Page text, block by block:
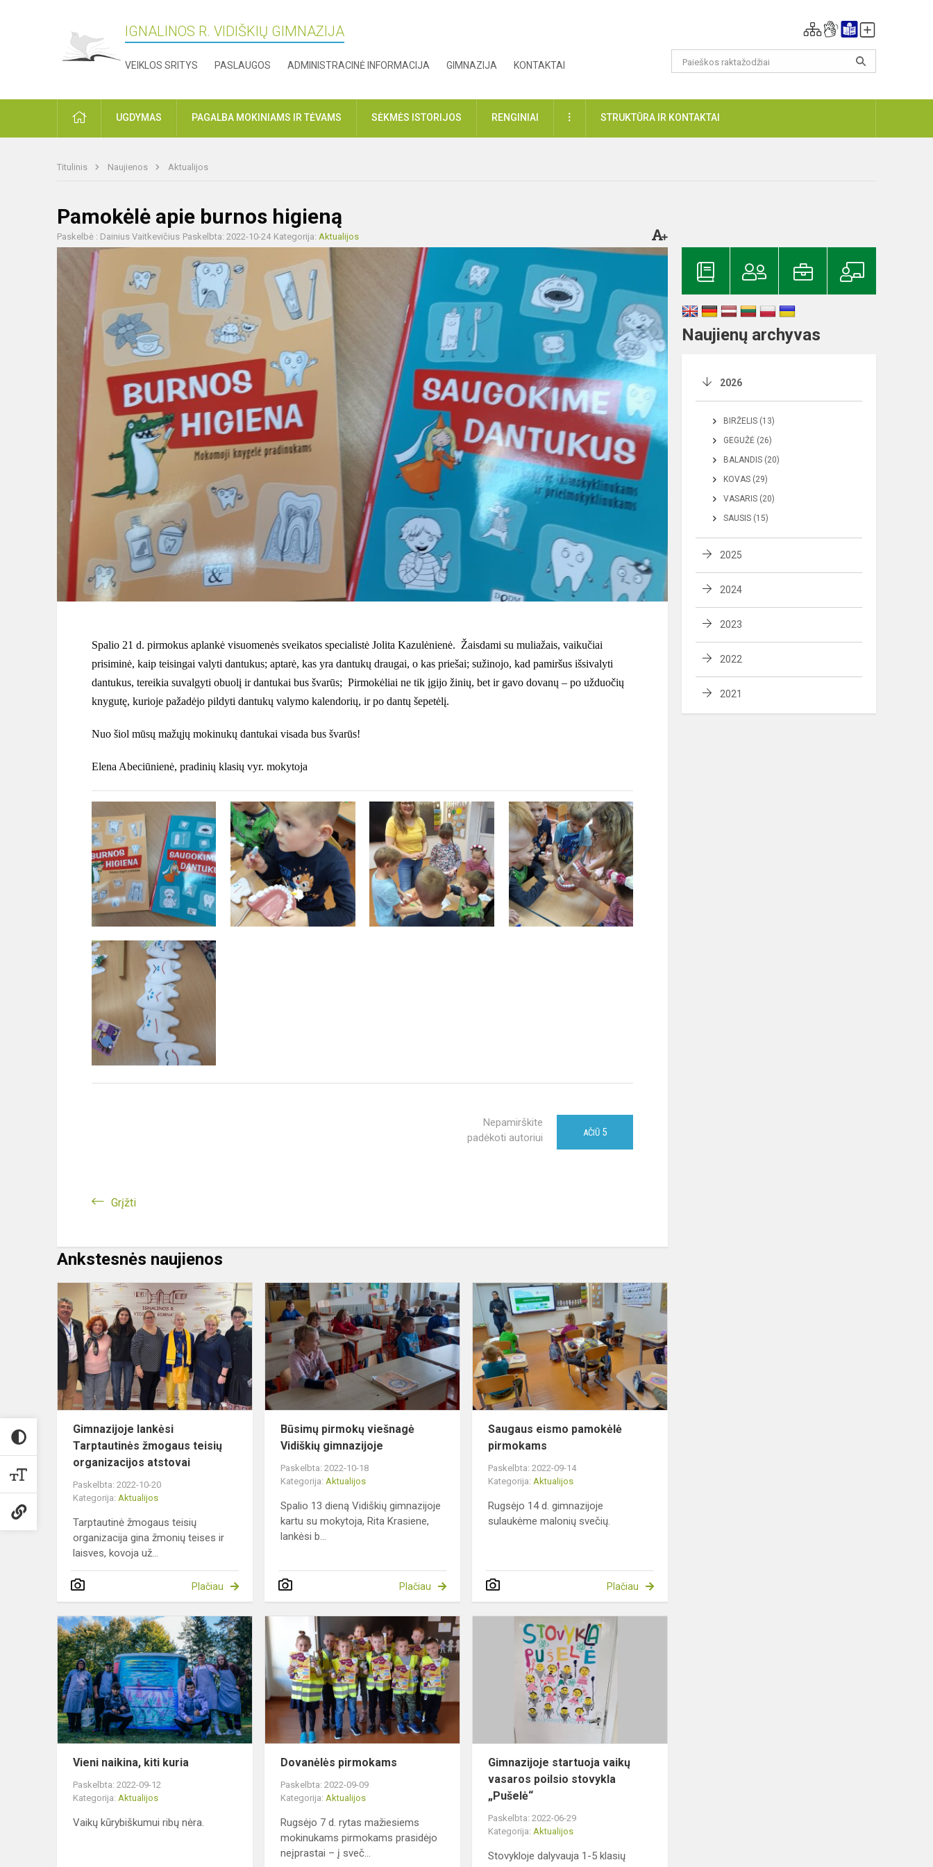
IGNALINOS R. VIDIŠKIŲ GIMNAZIJA
VEIKLOS SRITYS PASLAUGOS ADMINISTRACINĖ INFORMACIJA GIMNAZIJA KONTAKTAI
PRADŽIAUGDYMAS PAGALBA MOKINIAMS IR TĖVAMS SĖKMĖS ISTORIJOS RENGINIAI DAUGIAUSTRUKTŪRA IR KONTAKTAI
Titulinis Naujienos Aktualijos
Pamokėlė apie burnos higieną
Paskelbė : Dainius Vaitkevičius Paskelbta: 2022-10-24 Kategorija: Aktualijos
Spalio 21 d. pirmokus aplankė visuomenės sveikatos specialistė Jolita Kazulėnienė. Žaisdami su muliažais, vaikučiai
prisiminė, kaip teisingai valyti dantukus; aptarė, kas yra dantukų draugai, o kas priešai; sužinojo, kad pamiršus išsivalyti
dantukus, tereikia suvalgyti obuolį ir dantukai bus švarūs; Pirmokėliai ne tik įgijo žinių, bet ir gavo dovanų – po užduočių
knygutę, kurioje pažadėjo pildyti dantukų valymo kalendorių, ir po dantų šepetėlį.
Nuo šiol mūsų mažųjų mokinukų dantukai visada bus švarūs!
Elena Abeciūnienė, pradinių klasių vyr. mokytoja
Nepamirškite
padėkoti autoriui
AČIŪ 5
Grįžti
Ankstesnės naujienos
Gimnazijoje
lankėsi
Tarptautinės
žmogaus
teisių
organizacij...
Gimnazijoje lankėsi
Tarptautinės žmogaus teisių
organizacijos atstovai
Paskelbta: 2022-10-20
Kategorija: Aktualijos
Tarptautinė žmogaus teisių
organizacija gina žmonių teises ir
laisves, kovoja už...
Plačiau
Būsimų
pirmokų
viešnagė
Vidiškių
gimnazijoje
Būsimų pirmokų viešnagė
Vidiškių gimnazijoje
Paskelbta: 2022-10-18
Kategorija:Aktualijos
Spalio 13 dieną Vidiškių gimnazijoje
kartu su mokytoja, Rita Krasiene,
lankėsi b...
Plačiau
Saugaus
eismo
pirmokams
Saugaus eismo pamokėlė
pirmokams
Paskelbta: 2022-09-14
Kategorija:Aktualijos
Rugsėjo 14 d. gimnazijoje
sulaukėme malonių svečių.
Plačiau
Vieni
naikina,
kiti
kuria
Vieni naikina, kiti kuria
Paskelbta: 2022-09-12
Kategorija: Aktualijos
Vaikų kūrybiškumui ribų nėra.
Dovanėlės
pirmokams
Dovanėlės pirmokams
Paskelbta: 2022-09-09
Kategorija:Aktualijos
Rugsėjo 7 d. rytas mažiesiems
mokinukams pirmokams prasidėjo
neįprastai – į sveč...
Gimnazijoje startuoja vaikų
vasaros poilsio stovykla
„Pušelė“
Paskelbta: 2022-06-29
Kategorija:Aktualijos
Stovykloje dalyvauja 1-5 klasių
Naujienų archyvas
2026
BIRŽELIS (13)
GEGUŽĖ (26)
BALANDIS (20)
KOVAS (29)
VASARIS (20)
SAUSIS (15)
2025
2024
2023
2022
2021